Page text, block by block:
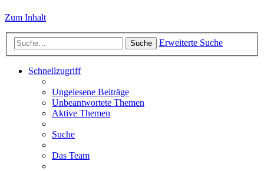
Zum Inhalt
Suche Erweiterte Suche
Schnellzugriff
Ungelesene Beiträge
Unbeantwortete Themen
Aktive Themen
Suche
Das Team